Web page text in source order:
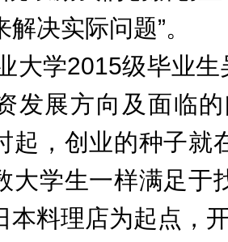
决实际问题”。
大学2015级毕业
发展方向及面临
起，创业的种子就
大学生一样满足于
本料理店为起点，